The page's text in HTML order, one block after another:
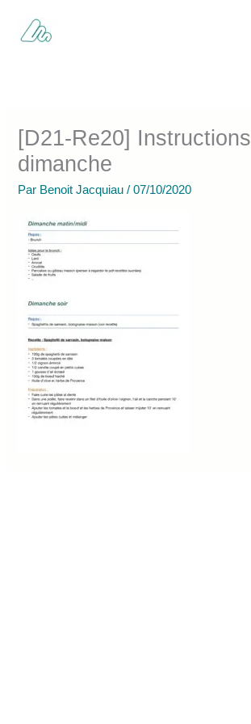
contenu
[D21-Re20]
dimanche
Par Benoit Jacquiau/07/10/2020